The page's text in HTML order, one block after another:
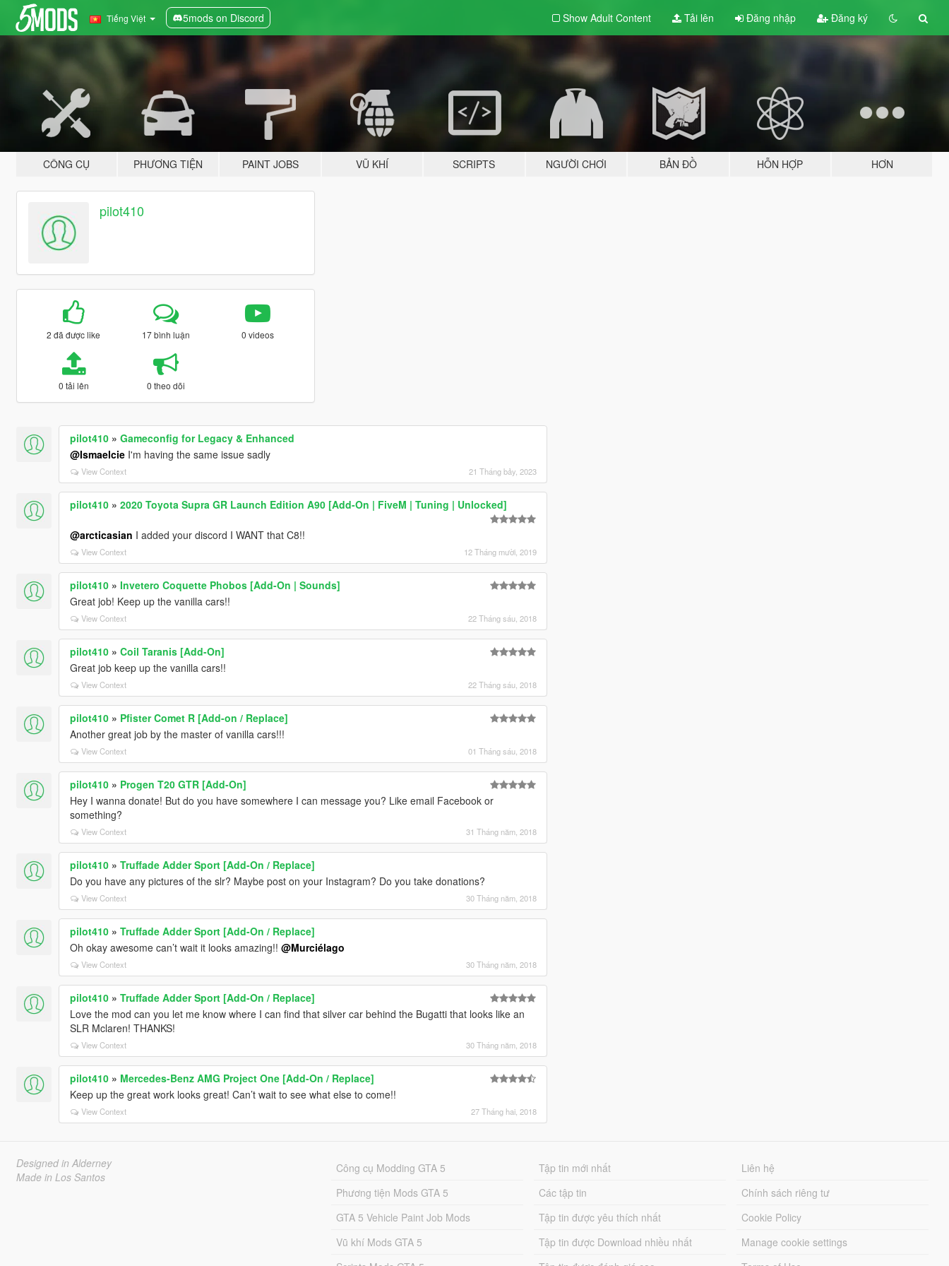
Tiếng Việt 5mods on Discord Show Adult Content Tải lên Đăng nhập Đăng ký
CÔNG CỤ PHƯƠNG TIỆN PAINT JOBS VŨ KHÍ SCRIPTS NGƯỜI CHƠI BẢN ĐỒ HỖN HỢP HƠN
pilot410
2 đã được like 17 bình luận 0 videos
0 tải lên 0 theo dõi
pilot410» Gameconfig for Legacy & Enhanced
@IsmaelcieI'm having the same issue sadly
View Context 21 Tháng bảy, 2023
pilot410» 2020 Toyota Supra GR Launch Edition A90 [Add-On | FiveM | Tuning | Unlocked]
@arcticasian I added your discord I WANT that C8!!
View Context 12 Tháng mười, 2019
pilot410» Invetero Coquette Phobos [Add-On | Sounds]
Great job! Keep up the vanilla cars!!
View Context 22 Tháng sáu, 2018
pilot410» Coil Taranis [Add-On]
Great job keep up the vanilla cars!!
View Context 22 Tháng sáu, 2018
pilot410» Pfister Comet R [Add-on / Replace]
Another great job by the master of vanilla cars!!!
View Context 01 Tháng sáu, 2018
pilot410» Progen T20 GTR [Add-On]
Hey I wanna donate! But do you have somewhere I can message you? Like email Facebook or
something?
View Context 31 Tháng năm, 2018
pilot410» Truffade Adder Sport [Add-On / Replace]
Do you have any pictures of the slr? Maybe post on your Instagram? Do you take donations?
View Context 30 Tháng năm, 2018
pilot410» Truffade Adder Sport [Add-On / Replace]
Oh okay awesome can’t wait it looks amazing!! @Murciélago
View Context 30 Tháng năm, 2018
pilot410» Truffade Adder Sport [Add-On / Replace]
Love the mod can you let me know where I can find that silver car behind the Bugatti that looks like an
SLR Mclaren! THANKS!
View Context 30 Tháng năm, 2018
pilot410» Mercedes-Benz AMG Project One [Add-On / Replace]
Keep up the great work looks great! Can’t wait to see what else to come!!
View Context 27 Tháng hai, 2018
Designed in Alderney
Made in Los Santos
Công cụ Modding GTA 5
Phương tiện Mods GTA 5
GTA 5 Vehicle Paint Job Mods
Vũ khí Mods GTA 5
Tập tin mới nhất
Các tập tin
Tập tin được yêu thích nhất
Tập tin được Download nhiều nhất
Liên hệ
Chính sách riêng tư
Cookie Policy
Manage cookie settings